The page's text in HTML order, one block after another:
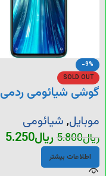
-9%
SOLD OUT
گوشی شیائومی ردمی
موبایل,شیائومی
ریال5.800ریال5.250
اطلاعات بیشتر